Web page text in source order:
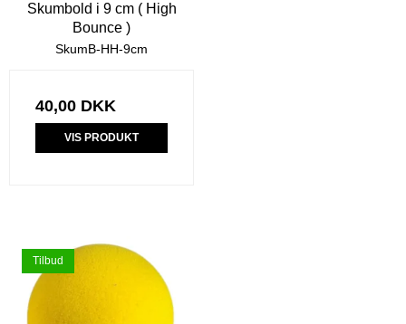
Skumbold i 9 cm ( High
Bounce )
SkumB-HH-9cm
40,00 DKK
VIS PRODUKT
Tilbud